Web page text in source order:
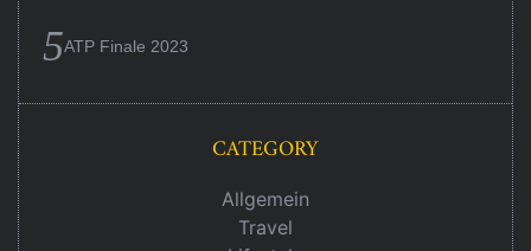
ATP Finale 2023
CATEGORY
Allgemein
Travel